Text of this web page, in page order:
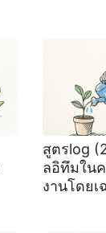
สูตรlog
ลอิทึมใน
งานโดยเ